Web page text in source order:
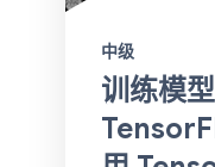
中级
训练模